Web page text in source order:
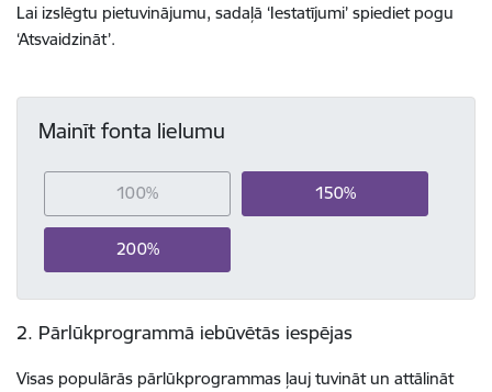
Lai izslēgtu pietuvinājumu, sadaļā ‘Iestatījumi’ spiediet pogu
‘Atsvaidzināt’.
Mainīt fonta lielumu
100% 150%
200%
2. Pārlūkprogrammā iebūvētās iespējas
Visas populārās pārlūkprogrammas ļauj tuvināt un attālināt